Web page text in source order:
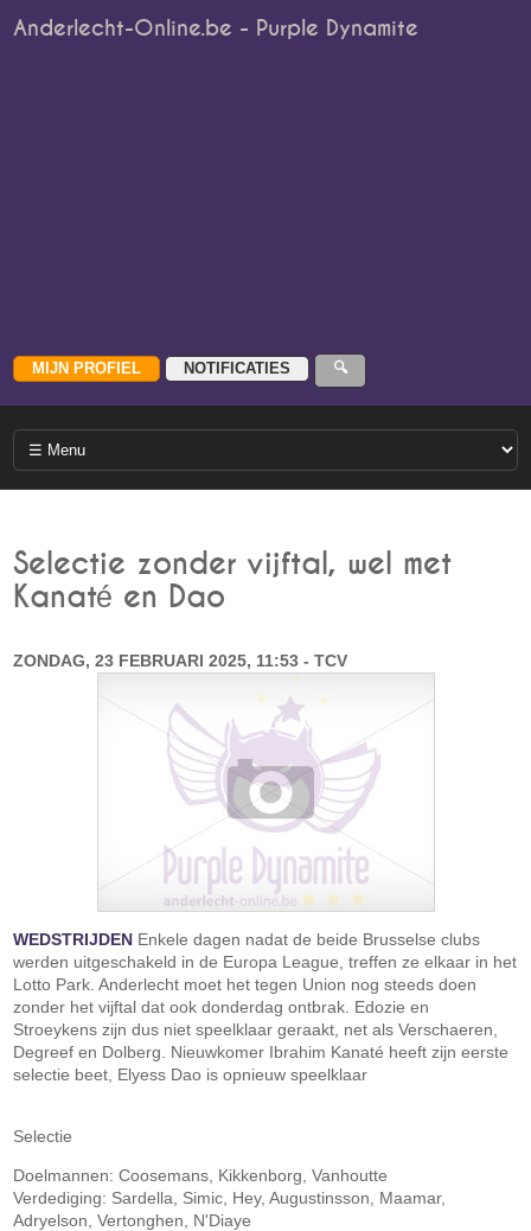
Anderlecht-Online.be - Purple Dynamite
Selectie zonder vijftal, wel met
Kanaté en Dao
ZONDAG, 23 FEBRUARI 2025, 11:53 - TCV
WEDSTRIJDEN Enkele dagen nadat de beide Brusselse clubs
werden uitgeschakeld in de Europa League, treffen ze elkaar in het
Lotto Park. Anderlecht moet het tegen Union nog steeds doen
zonder het vijftal dat ook donderdag ontbrak. Edozie en
Stroeykens zijn dus niet speelklaar geraakt, net als Verschaeren,
Degreef en Dolberg. Nieuwkomer Ibrahim Kanaté heeft zijn eerste
selectie beet, Elyess Dao is opnieuw speelklaar
Selectie
Doelmannen: Coosemans, Kikkenborg, Vanhoutte
Verdediging: Sardella, Simic, Hey, Augustinsson, Maamar,
Adryelson, Vertonghen, N'Diaye